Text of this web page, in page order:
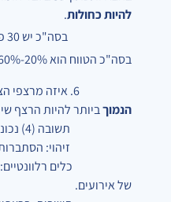
להיות כחולות.
בסה"כ יש 30 פריטים:
בסה"כ הטווח הוא20%-60%.
הנמוךביותר להיות הרצף
תשובה (4) נכונה
זיהוי: הסתברות
כלים רלוונטיים:
של אירועים.